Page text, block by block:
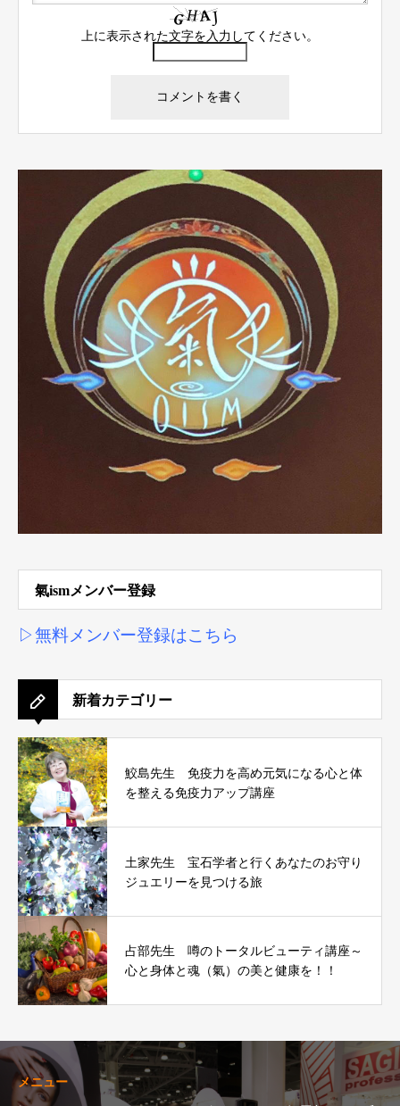
上に表示された文字を入力してください。
氣ismメンバー登録
▷無料メンバー登録はこちら
新着カテゴリー
鮫島先生 免疫力を高め元気になる心と体
を整える免疫力アップ講座
土家先生 宝石学者と行くあなたのお守り
ジュエリーを見つける旅
占部先生 噂のトータルビューティ講座～
心と身体と魂（氣）の美と健康を！！
メニュー